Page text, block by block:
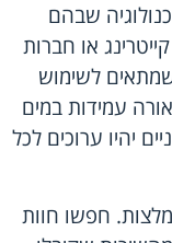
שבהם
או חברות
לשימוש
עמידות במים
יהיו ערוכים לכל
חפשו חוות